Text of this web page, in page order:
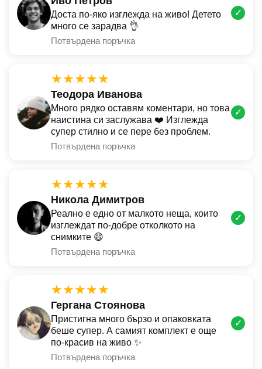
Доста по-яко изглежда на живо! Детето
много се зарадва 👌
Потвърдена поръчка
✓
★★★★★
Теодора Иванова
Много рядко оставям коментари, но това
наистина си заслужава ❤️ Изглежда
супер стилно и се пере без проблем.
Потвърдена поръчка
✓
★★★★★
Никола Димитров
Реално е едно от малкото неща, които
изглеждат по-добре отколкото на
снимките 😄
Потвърдена поръчка
✓
★★★★★
Гергана Стоянова
Пристигна много бързо и опаковката
беше супер. А самият комплект е още
по-красив на живо ✨
Потвърдена поръчка
✓